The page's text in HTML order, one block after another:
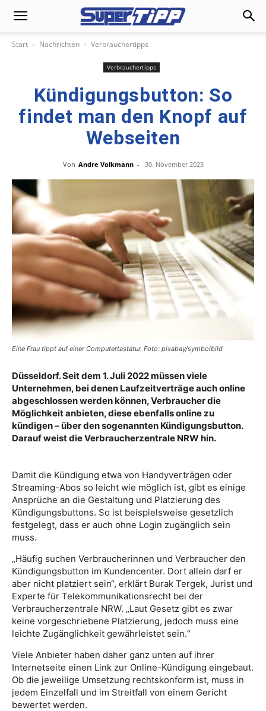
Start Nachrichten Verbrauchertipps
Verbrauchertipps
Kündigungsbutton: So
findet man den Knopf auf
Webseiten
Von Andre Volkmann - 30. November 2023
Eine Frau tippt auf einer Computertastatur. Foto: pixabay/symbolbild
Düsseldorf. Seit dem 1. Juli 2022 müssen viele
Unternehmen, bei denen Laufzeitverträge auch online
abgeschlossen werden können, Verbraucher die
Möglichkeit anbieten, diese ebenfalls online zu
kündigen – über den sogenannten Kündigungsbutton.
Darauf weist die Verbraucherzentrale NRW hin.
Damit die Kündigung etwa von Handyverträgen oder
Streaming-Abos so leicht wie möglich ist, gibt es einige
Ansprüche an die Gestaltung und Platzierung des
Kündigungsbuttons. So ist beispielsweise gesetzlich
festgelegt, dass er auch ohne Login zugänglich sein
muss.
„Häufig suchen Verbraucherinnen und Verbraucher den
Kündigungsbutton im Kundencenter. Dort allein darf er
aber nicht platziert sein“, erklärt Burak Tergek, Jurist und
Experte für Telekommunikationsrecht bei der
Verbraucherzentrale NRW. „Laut Gesetz gibt es zwar
keine vorgeschriebene Platzierung, jedoch muss eine
leichte Zugänglichkeit gewährleistet sein.“
Viele Anbieter haben daher ganz unten auf ihrer
Internetseite einen Link zur Online-Kündigung eingebaut.
Ob die jeweilige Umsetzung rechtskonform ist, muss in
jedem Einzelfall und im Streitfall von einem Gericht
bewertet werden.